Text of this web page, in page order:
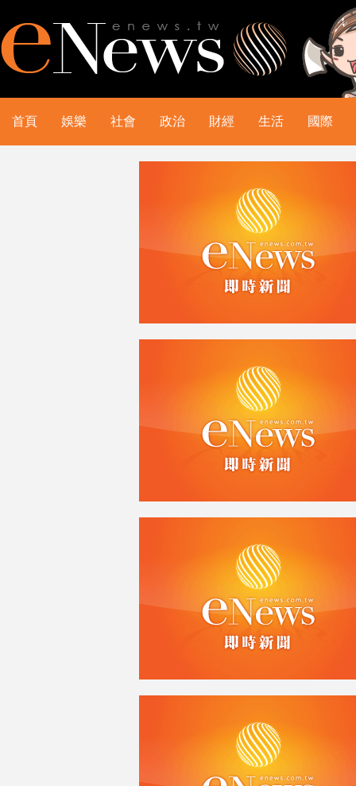
首頁 娛樂 社會 政治 財經 生活 國際